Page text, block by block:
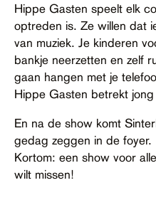
Hippe Gasten speelt elk
optreden is. Ze willen dat
van muziek. Je kinderen
bankje neerzetten en zelf
gaan hangen met je
Hippe Gasten betrekt
En na de show komt
gedag zeggen in de foyer.
Kortom: een show voor
wilt missen!